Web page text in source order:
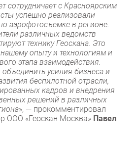
сотрудничает с Красноярским
успешно реализовали
аэрофотосъемке в регионе.
различных ведомств
технику Геоскана. Это
опыту и технологиям и
этапа взаимодействия.
усилия бизнеса и
беспилотной отрасли,
кадров и внедрения
решений в различных
», — прокомментировал
ООО «Геоскан Москва» Павел